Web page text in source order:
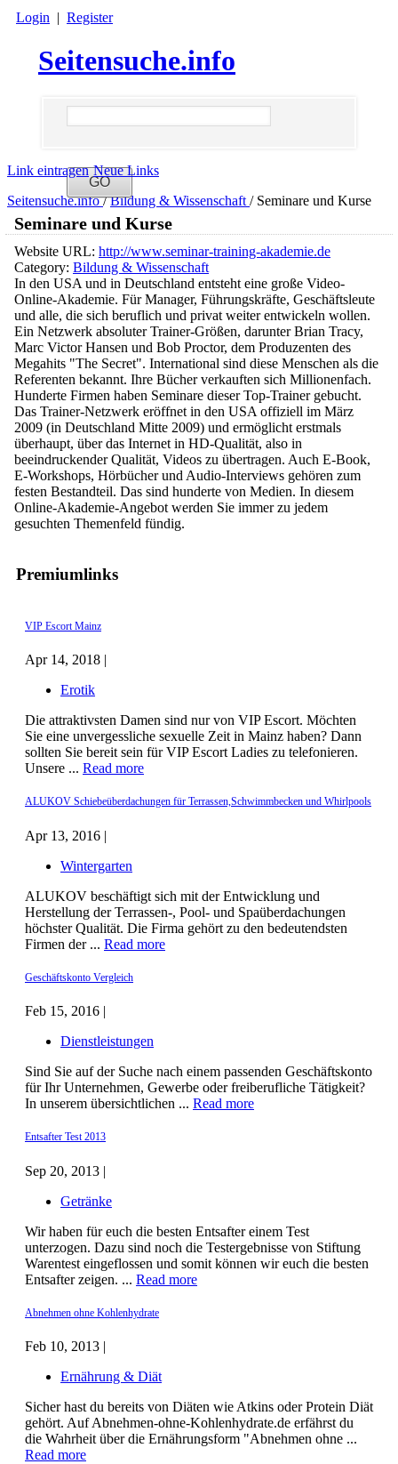
Login | Register
Seitensuche.info
Link eintragen Neue Links
Seitensuche.info/ Bildung & Wissenschaft / Seminare und Kurse
Premiumlinks
VIP Escort Mainz
Apr 14, 2018 |
Erotik
Die attraktivsten Damen sind nur von VIP Escort. Möchten
Sie eine unvergessliche sexuelle Zeit in Mainz haben? Dann
sollten Sie bereit sein für VIP Escort Ladies zu telefonieren.
Unsere ... Read more
ALUKOV Schiebeüberdachungen für Terrassen,Schwimmbecken und Whirlpools
Apr 13, 2016 |
Wintergarten
ALUKOV beschäftigt sich mit der Entwicklung und
Herstellung der Terrassen-, Pool- und Spaüberdachungen
höchster Qualität. Die Firma gehört zu den bedeutendsten
Firmen der ... Read more
Geschäftskonto Vergleich
Feb 15, 2016 |
Dienstleistungen
Sind Sie auf der Suche nach einem passenden Geschäftskonto
für Ihr Unternehmen, Gewerbe oder freiberufliche Tätigkeit?
In unserem übersichtlichen ... Read more
Entsafter Test 2013
Sep 20, 2013 |
Getränke
Wir haben für euch die besten Entsafter einem Test
unterzogen. Dazu sind noch die Testergebnisse von Stiftung
Warentest eingeflossen und somit können wir euch die besten
Entsafter zeigen. ... Read more
Abnehmen ohne Kohlenhydrate
Feb 10, 2013 |
Ernährung & Diät
Sicher hast du bereits von Diäten wie Atkins oder Protein Diät
gehört. Auf Abnehmen-ohne-Kohlenhydrate.de erfährst du
die Wahrheit über die Ernährungsform "Abnehmen ohne ...
Read more
Seminare und Kurse
Website URL: http://www.seminar-training-akademie.de
Category: Bildung & Wissenschaft
In den USA und in Deutschland entsteht eine große Video-
Online-Akademie. Für Manager, Führungskräfte, Geschäftsleute
und alle, die sich beruflich und privat weiter entwickeln wollen.
Ein Netzwerk absoluter Trainer-Größen, darunter Brian Tracy,
Marc Victor Hansen und Bob Proctor, dem Produzenten des
Megahits "The Secret". International sind diese Menschen als die
Referenten bekannt. Ihre Bücher verkauften sich Millionenfach.
Hunderte Firmen haben Seminare dieser Top-Trainer gebucht.
Das Trainer-Netzwerk eröffnet in den USA offiziell im März
2009 (in Deutschland Mitte 2009) und ermöglicht erstmals
überhaupt, über das Internet in HD-Qualität, also in
beeindruckender Qualität, Videos zu übertragen. Auch E-Book,
E-Workshops, Hörbücher und Audio-Interviews gehören zum
festen Bestandteil. Das sind hunderte von Medien. In diesem
Online-Akademie-Angebot werden Sie immer zu jedem
gesuchten Themenfeld fündig.